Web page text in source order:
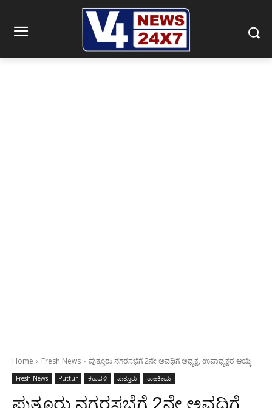
Home Fresh News ಪುತ್ತೂರು ನಗರಸಭೆಗೆ 2ನೇ ಅವಧಿಗೆ ಅಧ್ಯಕ್ಷ, ಉಪಾಧ್ಯಕ್ಷರ ಆಯ್ಕೆ
Fresh News Puttur ಕರಾವಳಿ ಪುತ್ತೂರು ರಾಜಕೀಯ
ಪುತ್ತೂರು ನಗರಸಭೆಗೆ 2ನೇ ಅವಧಿಗೆ